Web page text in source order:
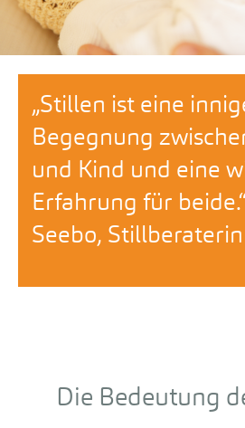
„Stillen ist eine
Begegnung
und Kind und eine
Erfahrung für
Seebo, Stillberaterin
Die Bedeutung